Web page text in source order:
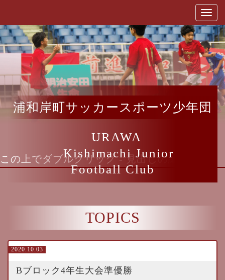
浦和岸町サッカースポーツ少年団
URAWA
Kishimachi Junior
Football Club
この上でダブルクリック - 見出しの編集
TOPICS
2020.10.03
Bブロック4年生大会準優勝